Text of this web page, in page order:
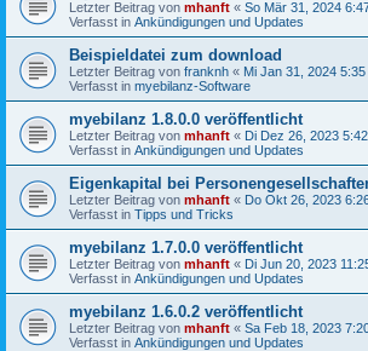
Letzter Beitrag von mhanft « So Mär 31, 2024
Verfasst in Ankündigungen und Updates
Beispieldatei zum download
Letzter Beitrag von franknh « Mi Jan 31, 2024 5:35
Verfasst in myebilanz-Software
myebilanz 1.8.0.0 veröffentlicht
Letzter Beitrag von mhanft « Di Dez 26, 2023
Verfasst in Ankündigungen und Updates
Eigenkapital bei
Letzter Beitrag von mhanft « Do Okt 26, 2023
Verfasst in Tipps und Tricks
myebilanz 1.7.0.0 veröffentlicht
Letzter Beitrag von mhanft « Di Jun 20, 2023
Verfasst in Ankündigungen und Updates
myebilanz 1.6.0.2 veröffentlicht
Letzter Beitrag von mhanft « Sa Feb 18, 2023
Verfasst in Ankündigungen und Updates